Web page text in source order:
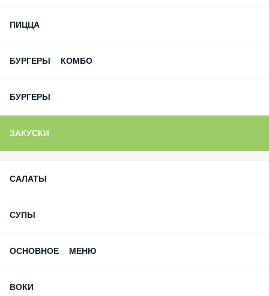
ПИЦЦА
БУРГЕРЫ КОМБО
БУРГЕРЫ
ЗАКУСКИ
САЛАТЫ
СУПЫ
ОСНОВНОЕ МЕНЮ
ВОКИ